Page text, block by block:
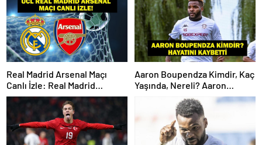
Real Madrid Arsenal Maçı
Canlı İzle: Real Madrid
Arsenal Maçı Hangi Kanalda?
Real Madrid Arsenal Maçı Ne
Zaman, Saat Kaçta? İşte Maç
Kadrosu
Aaron Boupendza Kimdir, Kaç
Yaşında, Nereli? Aaron
Boupendza neden öldü?
Süper Lig’in eski gol kralı
hayatını kaybetti!